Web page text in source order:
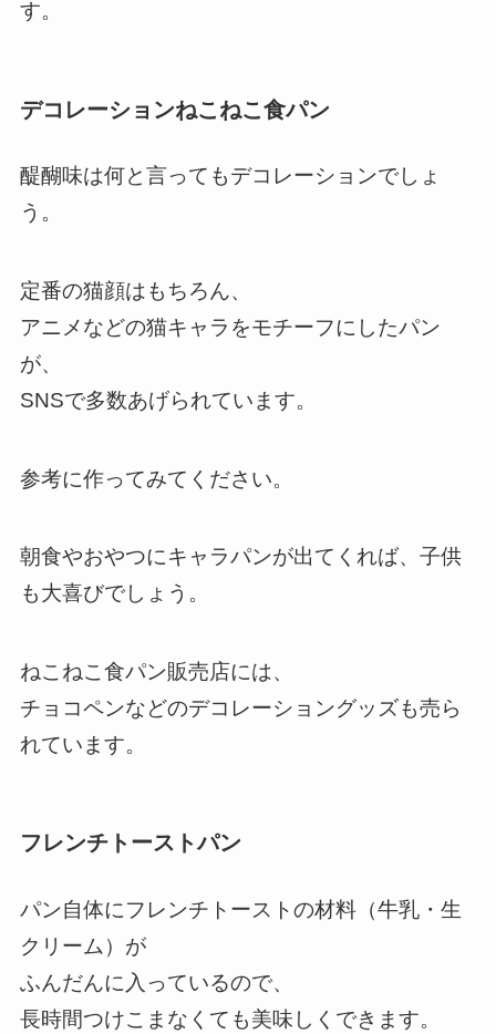
す。
デコレーションねこねこ食パン
醍醐味は何と言ってもデコレーションでしょ
う。
定番の猫顔はもちろん、
アニメなどの猫キャラをモチーフにしたパン
が、
SNSで多数あげられています。
参考に作ってみてください。
朝食やおやつにキャラパンが出てくれば、子供
も大喜びでしょう。
ねこねこ食パン販売店には、
チョコペンなどのデコレーショングッズも売ら
れています。
フレンチトーストパン
パン自体にフレンチトーストの材料（牛乳・生
クリーム）が
ふんだんに入っているので、
長時間つけこまなくても美味しくできます。